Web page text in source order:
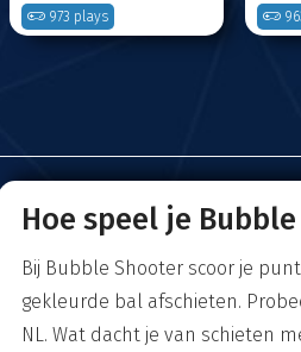
973 plays
Hoe speel je
Bij Bubble Shooter scoor je
gekleurde bal afschieten.
NL. Wat dacht je van schieten